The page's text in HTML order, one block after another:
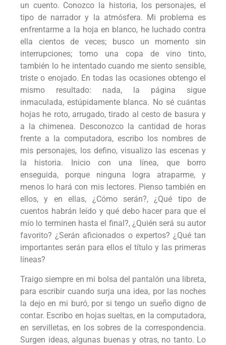
un cuento. Conozco la historia, los personajes, el
tipo de narrador y la atmósfera. Mi problema es
enfrentarme a la hoja en blanco, he luchado contra
ella cientos de veces; busco un momento sin
interrupciones; tomo una copa de vino tinto,
también lo he intentado cuando me siento sensible,
triste o enojado. En todas las ocasiones obtengo el
mismo resultado: nada, la página sigue
inmaculada, estúpidamente blanca. No sé cuántas
hojas he roto, arrugado, tirado al cesto de basura y
a la chimenea. Desconozco la cantidad de horas
frente a la computadora, escribo los nombres de
mis personajes, los defino, visualizo las escenas y
la historia. Inicio con una línea, que borro
enseguida, porque ninguna logra atraparme, y
menos lo hará con mis lectores. Pienso también en
ellos, y en ellas, ¿Cómo serán?, ¿Qué tipo de
cuentos habrán leído y qué debo hacer para que el
mío lo terminen hasta el final?, ¿Quién será su autor
favorito? ¿Serán aficionados o expertos? ¿Qué tan
importantes serán para ellos el título y las primeras
líneas?
Traigo siempre en mi bolsa del pantalón una libreta,
para escribir cuando surja una idea, por las noches
la dejo en mi buró, por si tengo un sueño digno de
contar. Escribo en hojas sueltas, en la computadora,
en servilletas, en los sobres de la correspondencia.
Surgen ideas, algunas buenas y otras, no tanto. Lo